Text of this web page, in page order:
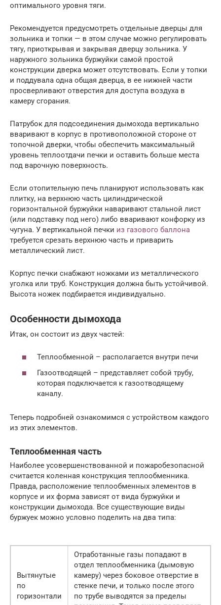
оптимального уровня тяги.
Рекомендуется предусмотреть отдельные дверцы для
зольника и топки — в этом случае можно регулировать
тягу, приоткрывая и закрывая дверцу зольника. У
наружного зольника буржуйки самой простой
конструкции дверка может отсутствовать. Если у топки
и поддувала одна общая дверца, в ее нижней части
просверливают отверстия для доступа воздуха в
камеру сгорания.
Патрубок для подсоединения дымохода вертикально
вваривают в корпус в противоположной стороне от
топочной дверки, чтобы обеспечить максимальный
уровень теплоотдачи печки и оставить больше места
под варочную поверхность.
Если отопительную печь планируют использовать как
плитку, на верхнюю часть цилиндрической
горизонтальной буржуйки наваривают стальной лист
(или подставку под него) либо вваривают конфорку из
чугуна. У вертикальной печки из газового баллона
требуется срезать верхнюю часть и приварить
металлический лист.
Корпус печки снабжают ножками из металлического
уголка или труб. Конструкция должна быть устойчивой.
Высота ножек подбирается индивидуально.
Особенности дымохода
Итак, он состоит из двух частей:
Теплообменной – располагается внутри печи
Газоотводящей – представляет собой трубу,
которая подключается к газоотводящему
каналу.
Теперь подробней ознакомимся с устройством каждого
из этих элементов.
Теплообменная часть
Наиболее усовершенствованной и пожаробезопасной
считается коленная конструкция теплообменника.
Правда, расположение теплообменных элементов в
корпусе и их форма зависят от вида буржуйки и
конструкции дымохода. Все существующие виды
буржуек можно условно поделить на два типа:
Вытянутые
по
горизонтали
Отработанные газы попадают в
отдел теплообменника (дымовую
камеру) через боковое отверстие в
стенке печи, и только после этого
по трубе выводятся за пределы